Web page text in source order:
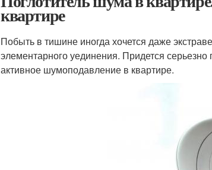
квартире
Побыть в тишине иногда хочется даже
элементарного уединения. Придется
активное шумоподавление в квартире.